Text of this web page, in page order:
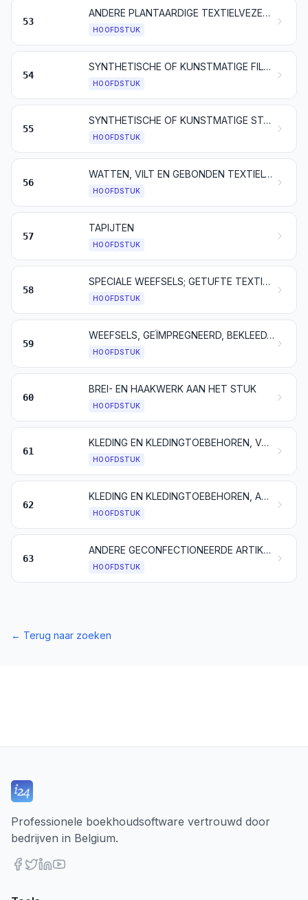
53
ANDERE PLANTAARDIGE TEXTIELVEZELS; PAPIERGARENS EN WEEFSELS DAARVAN
HOOFDSTUK
54
SYNTHETISCHE OF KUNSTMATIGE FILAMENTEN; strippen en artikelen van dergelijke vorm, van synthetische of van kunstmatige textielstoffen
HOOFDSTUK
55
SYNTHETISCHE OF KUNSTMATIGE STAPELVEZELS
HOOFDSTUK
56
WATTEN, VILT EN GEBONDEN TEXTIELVLIES; SPECIALE GARENS; BINDGAREN, TOUW EN KABEL, ALSMEDE WERKEN DAARVAN
HOOFDSTUK
57
TAPIJTEN
HOOFDSTUK
58
SPECIALE WEEFSELS; GETUFTE TEXTIELSTOFFEN; KANT; TAPISSERIEËN; PASSEMENTWERK; BORDUURWERK
HOOFDSTUK
59
WEEFSELS, GEÏMPREGNEERD, BEKLEED, BEDEKT OF GELAMINEERD; TECHNISCHE ARTIKELEN VAN TEXTIELSTOFFEN
HOOFDSTUK
60
BREI- EN HAAKWERK AAN HET STUK
HOOFDSTUK
61
KLEDING EN KLEDINGTOEBEHOREN, VAN BREI- OF HAAKWERK
HOOFDSTUK
62
KLEDING EN KLEDINGTOEBEHOREN, ANDERE DAN VAN BREI- OF HAAKWERK
HOOFDSTUK
63
ANDERE GECONFECTIONEERDE ARTIKELEN VAN TEXTIEL; STELLEN OF ASSORTIMENTEN; OUDE KLEREN EN DERGELIJKE; LOMPEN EN VODDEN
HOOFDSTUK
← Terug naar zoeken
Professionele boekhoudsoftware vertrouwd door
bedrijven in Belgium.